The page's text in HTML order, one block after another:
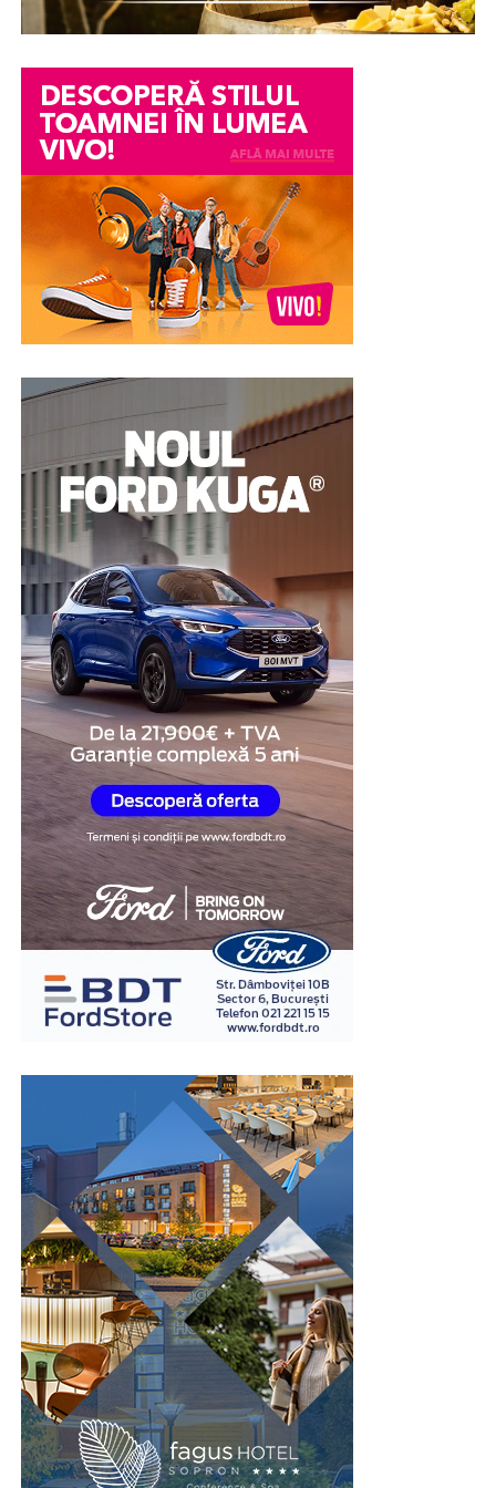
prevăzut cu propria ușă.
Această compartimentare permite utilizarea aceluiași
corp de mobilier de către mai mulți utilizatori simultan.
Fiecare compartiment oferă suficient spațiu pentru
depozitarea obiectelor personale, precum haine
împăturite, încălțăminte, echipamente de lucru sau
accesorii utilizate zilnic.
Configurația tip NEST este apreciată în special în
mediile în care schimburile de personal sunt numeroase
sau unde este nevoie de un număr mare de
compartimente într-o încăpere cu dimensiuni reduse.
Prin organizarea verticală, fiecare utilizator beneficiază
de propriul spațiu delimitat, fără a afecta accesul
celorlalți.
În plus, compartimentele individuale sunt prevăzute cu
sisteme de închidere independente, ceea ce contribuie la
protejarea bunurilor personale și la menținerea unui
nivel ridicat de organizare.
Această structură transformă vestiarul într-o soluție
practică pentru spațiile în care eficiența și utilizarea
optimă a mobilierului sunt prioritare.
Mai mult spațiu disponibil
În multe clădiri administrative sau industriale,
încăperile destinate echipării personalului nu
beneficiază de suprafețe generoase. În aceste situații,
fiecare metru pătrat trebuie utilizat cât mai eficient.
Vestiarele metalice cu uși scurte permit creșterea
numărului de utilizatori fără a ocupa spațiu suplimentar
pe podea. Același corp de mobilier poate înlocui două
sau chiar mai multe vestiare clasice, ceea ce lasă mai
mult loc pentru circulație și facilitează organizarea
întregii încăperi.
sport, școli, spitale sau alte instituții unde fluxul de
persoane este ridicat. Spațiul economisit poate fi utilizat
pentru bănci, culoare de acces sau alte echipamente
necesare funcționării vestiarului.
În același timp, organizarea compactă permite
amplasarea mai multor corpuri de mobilier fără ca
încăperea să devină aglomerată. Astfel, confortul
utilizatorilor este menținut chiar și în perioadele cu
trafic intens.
Prin valorificarea eficientă a spațiului disponibil,
vestiarele tip NEST contribuie la amenajarea unor zone
de echipare funcționale și bine organizate.
Rezistență pentru utilizare